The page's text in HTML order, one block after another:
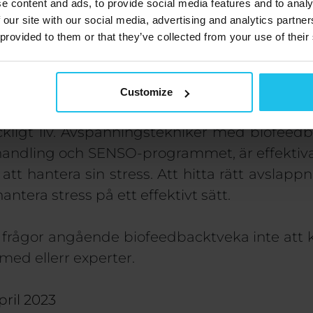
content and ads, to provide social media features and to
site with our social media, advertising and analytics
to them or that they’ve collected from your use of
Customize
kommer alltidkräver långsiktighet
rätt för dig
är stresshantering avgörande för att
liv. Avspänningstekniker med
och SENSO-programmet, är
hantera sin stress. Att hitta rätt
stress på ett effektivt sätt.
angående biofeedbacktveka inte att
med ellerr experter.
2023